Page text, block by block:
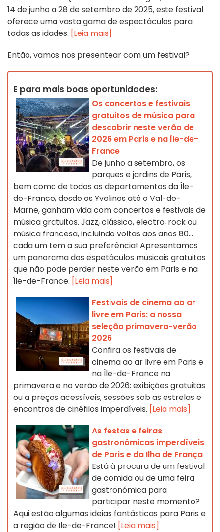
14 de junho a 28 de setembro de 2025, este festival
oferece uma vasta gama de espectáculos para
todas as idades. [Leia mais]
Então, vamos nos presentear com um festival?
E para mais boas oportunidades:
Os concertos e festivais
gratuitos de música para
descobrir neste verão de
2026 em Paris e na Île-de-
France
De junho a setembro, os
parques e jardins de Paris,
bem como de todos os departamentos da Île-
de-France, desde os Yvelines até o Val-de-
Marne, ganham vida com concertos e festivais de
música gratuitos. Jazz, clássico, electro, rock ou
música francesa, incluindo voltas aos anos 80...
cada um tem a sua preferência! Apresentamos
um panorama dos espetáculos musicais gratuitos
que não pode perder neste verão em Paris e na
Île-de-France. [Leia mais]
Festivais de cinema ao ar
livre em Paris: a nossa
seleção primavera-verão
2026
Confira os festivais de
cinema ao ar livre em Paris e
na Île-de-France na
primavera e no verão de 2026: exibições gratuitas
ou a preços acessíveis, sessões sob as estrelas e
encontros de cinéfilos imperdíveis. [Leia mais]
As festas e feiras
gastronómicas imperdíveis
de Paris e da Ilha de França
Está à procura de um festival
de comida ou de uma feira
gastronómica para
participar neste momento?
Aqui estão algumas ideias fantásticas para Paris e
a região de Ile-de-France! [Leia mais]